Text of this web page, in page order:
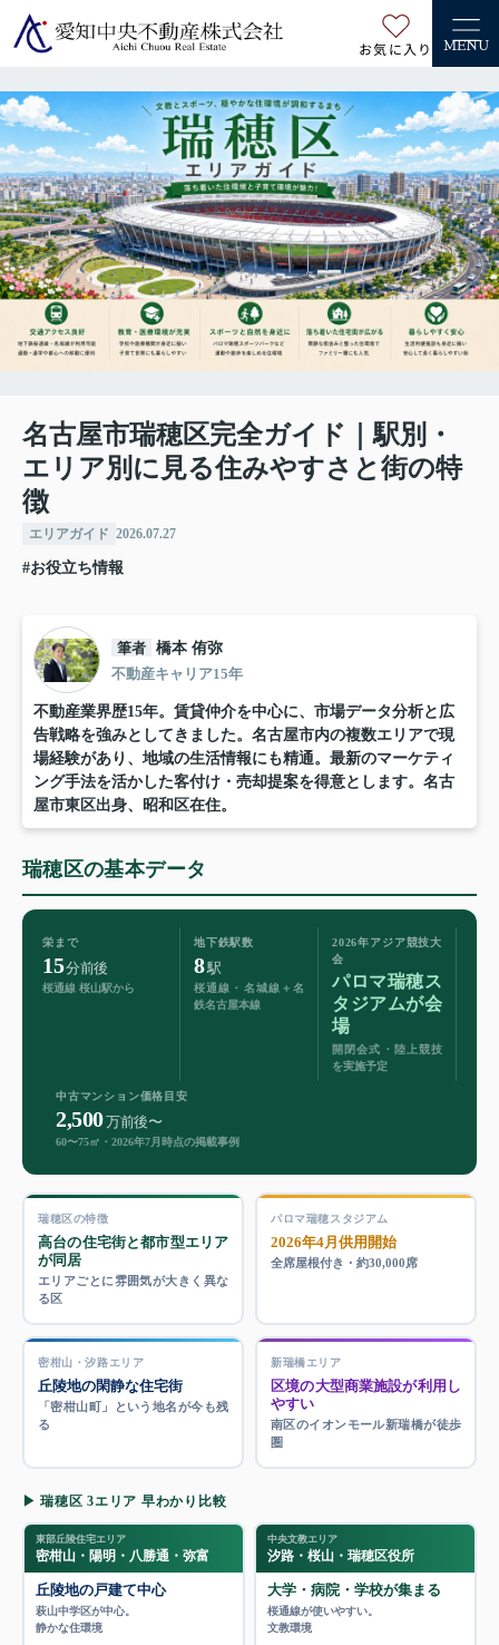
お気に入り MENU
名古屋市瑞穂区完全ガイド｜駅別・
エリア別に見る住みやすさと街の特
徴
エリアガイド 2026.07.27
#お役立ち情報
筆者 橋本 侑弥
不動産キャリア15年
不動産業界歴15年。賃貸仲介を中心に、市場データ分析と広
告戦略を強みとしてきました。名古屋市内の複数エリアで現
場経験があり、地域の生活情報にも精通。最新のマーケティ
ング手法を活かした客付け・売却提案を得意とします。名古
屋市東区出身、昭和区在住。
瑞穂区の基本データ
栄まで
15分前後
桜通線 桜山駅から
地下鉄駅数
8駅
桜通線・名城線＋名
鉄名古屋本線
2026年アジア競技大
会
パロマ瑞穂ス
タジアムが会
場
開閉会式・陸上競技
を実施予定
中古マンション価格目安
2,500万前後〜
60〜75㎡・2026年7月時点の掲載事例
瑞穂区の特徴
高台の住宅街と都市型エリア
が同居
エリアごとに雰囲気が大きく異な
る区
パロマ瑞穂スタジアム
2026年4月供用開始
全席屋根付き・約30,000席
密柑山・汐路エリア
丘陵地の閑静な住宅街
「密柑山町」という地名が今も残
る
新瑞橋エリア
区境の大型商業施設が利用し
やすい
南区のイオンモール新瑞橋が徒歩
圏
▶ 瑞穂区 3エリア 早わかり比較
東部丘陵住宅エリア
密柑山・陽明・八勝通・弥富
丘陵地の戸建て中心
萩山中学区が中心。
静かな住環境
中央文教エリア
汐路・桜山・瑞穂区役所
大学・病院・学校が集まる
桜通線が使いやすい。
文教環境